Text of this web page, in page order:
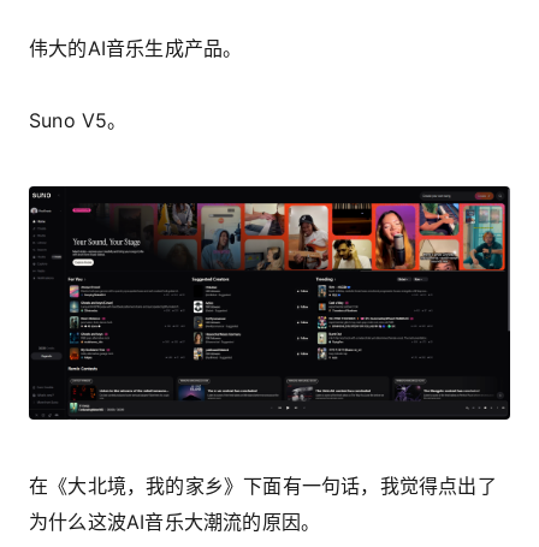
伟大的AI音乐生成产品。
Suno V5。
在《大北境，我的家乡》下面有一句话，我觉得点出了
为什么这波AI音乐大潮流的原因。